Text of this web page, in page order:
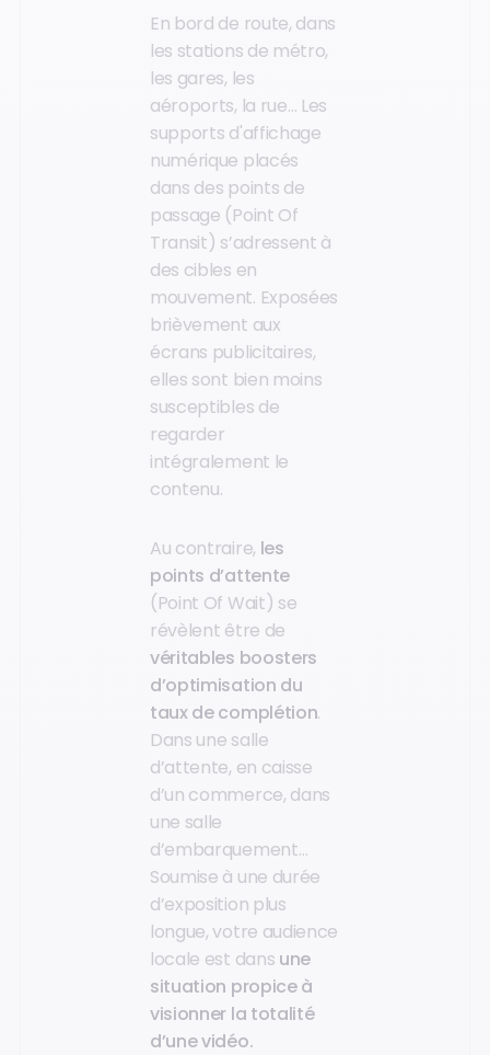
En bord de route, dans
les stations de métro,
les gares, les
aéroports, la rue… Les
supports d'affichage
numérique placés
dans des points de
passage (Point Of
Transit) s’adressent à
des cibles en
mouvement. Exposées
brièvement aux
écrans publicitaires,
elles sont bien moins
susceptibles de
regarder
intégralement le
contenu.
Au contraire, les
points d’attente
(Point Of Wait) se
révèlent être de
véritables boosters
d’optimisation du
taux de complétion.
Dans une salle
d’attente, en caisse
d’un commerce, dans
une salle
d’embarquement…
Soumise à une durée
d’exposition plus
longue, votre audience
locale est dans une
situation propice à
visionner la totalité
d’une vidéo.